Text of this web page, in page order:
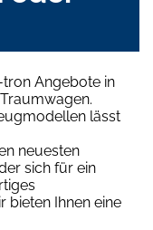
tron Angebote in
lässt
neuesten
sich für ein
bieten Ihnen eine